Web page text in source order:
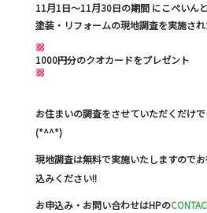
11月1日～11月30日の期間 にこぺいん
塗装・リフォームの現地調査を実施さ
1000円分のクオカードをプレゼント
お住まいの調査をさせていただくだけ
(*^^*)
現地調査は無料で実施いたしますので
込みください!!
お申込み・お問い合わせはHPの